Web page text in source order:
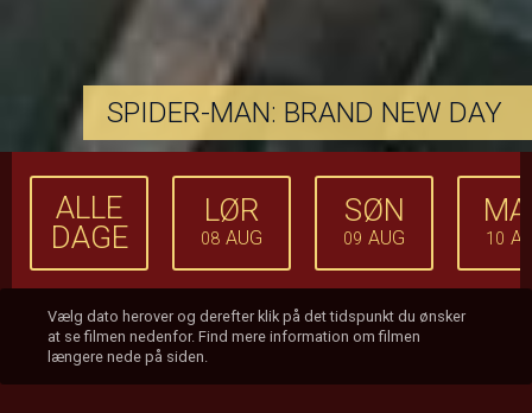
SPIDER-MAN: BRAND NEW DAY
ALLE
DAGE
LØR
08 AUG
SØN
09 AUG 10
Vælg dato herover og derefter klik på det tidspunkt du ønsker
at se filmen nedenfor. Find mere information om filmen
længere nede på siden.